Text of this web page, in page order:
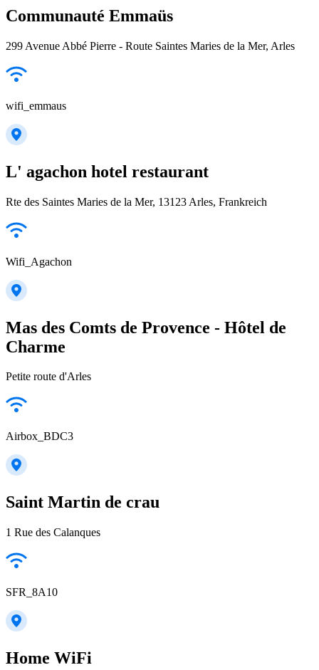
Communauté Emmaüs
299 Avenue Abbé Pierre - Route Saintes Maries de la Mer, Arles
wifi_emmaus
L' agachon hotel restaurant
Rte des Saintes Maries de la Mer, 13123 Arles, Frankreich
Wifi_Agachon
Mas des Comts de Provence - Hôtel de
Charme
Petite route d'Arles
Airbox_BDC3
Saint Martin de crau
1 Rue des Calanques
SFR_8A10
Home WiFi